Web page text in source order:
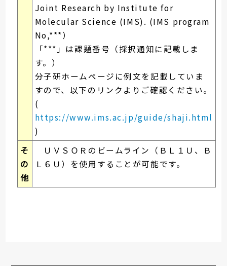
Joint Research by Institute for
Molecular Science (IMS). (IMS program
No,***）
「***」は課題番号（採択通知に記載しま
す。）
分子研ホームページに例文を記載していま
すので、以下のリンクよりご確認ください。
(
https://www.ims.ac.jp/guide/shaji.html
)
そ
の
他
ＵＶＳＯＲのビームライン（ＢＬ１Ｕ、Ｂ
Ｌ６Ｕ）を使用することが可能です。